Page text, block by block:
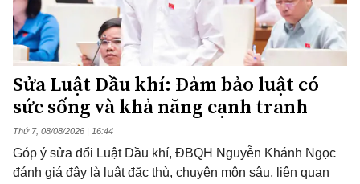
Sửa Luật Dầu khí: Đảm bảo luật có
sức sống và khả năng cạnh tranh
Thứ 7, 08/08/2026 | 16:44
Góp ý sửa đổi Luật Dầu khí, ĐBQH Nguyễn Khánh Ngọc
đánh giá đây là luật đặc thù, chuyên môn sâu, liên quan